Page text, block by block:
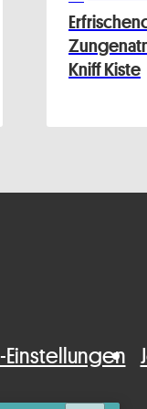
Kniff Kiste